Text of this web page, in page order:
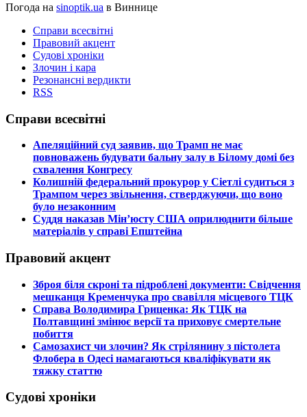
Погода на sinoptik.ua в Виннице
Справи всесвітні
Правовий акцент
Судові хроніки
Злочин і кара
Резонансні вердикти
RSS
Справи всесвітні
​Апеляційний суд заявив, що Трамп не має
повноважень будувати бальну залу в Білому домі без
схвалення Конгресу
​Колишній федеральний прокурор у Сіетлі судиться з
Трампом через звільнення, стверджуючи, що воно
було незаконним
​Суддя наказав Мін’юсту США оприлюднити більше
матеріалів у справі Епштейна
Правовий акцент
​Зброя біля скроні та підроблені документи: Свідчення
мешканця Кременчука про свавілля місцевого ТЦК
​Справа Володимира Гриценка: Як ТЦК на
Полтавщині змінює версії та приховує смертельне
побиття
​Самозахист чи злочин? Як стрілянину з пістолета
Флобера в Одесі намагаються кваліфікувати як
тяжку статтю
Судові хроніки